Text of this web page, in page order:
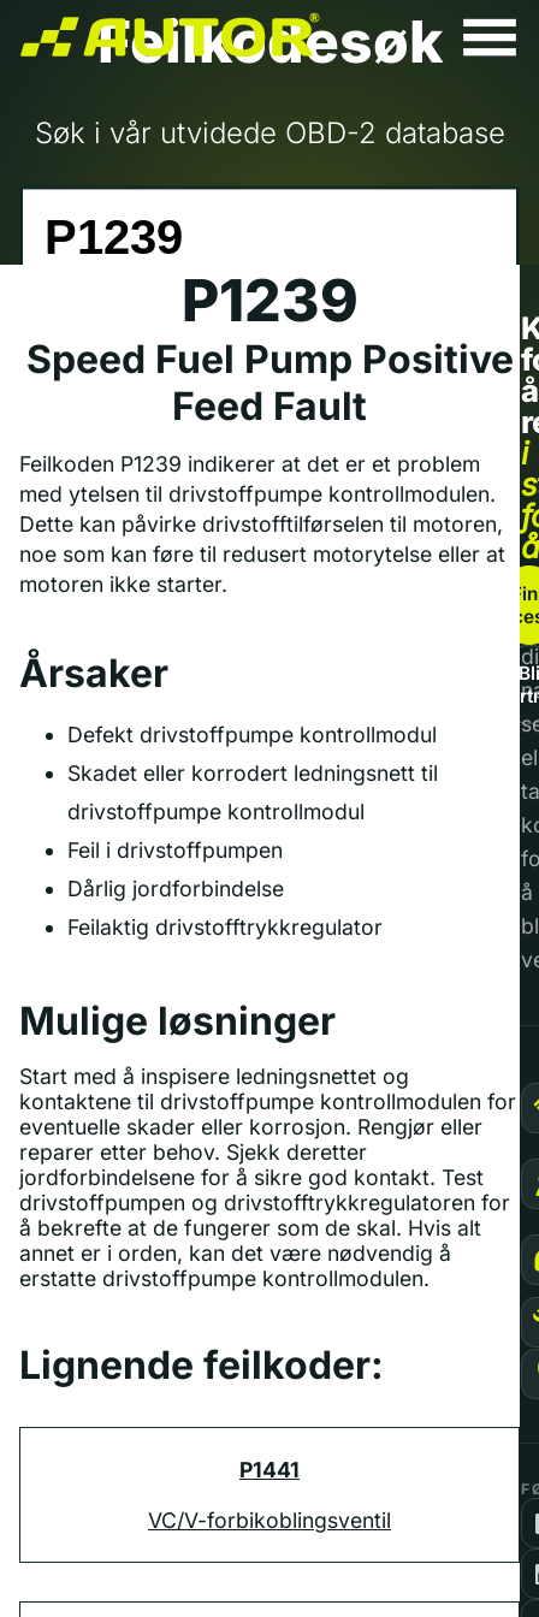
Feilkodesøk
Søk i vår utvidede OBD-2 database
P1239
Speed Fuel Pump Positive
Feed Fault
Feilkoden P1239 indikerer at det er et problem
med ytelsen til drivstoffpumpe kontrollmodulen.
Dette kan påvirke drivstofftilførselen til motoren,
noe som kan føre til redusert motorytelse eller at
motoren ikke starter.
Årsaker
Defekt drivstoffpumpe kontrollmodul
Skadet eller korrodert ledningsnett til
drivstoffpumpe kontrollmodul
Feil i drivstoffpumpen
Dårlig jordforbindelse
Feilaktig drivstofftrykkregulator
Mulige løsninger
Start med å inspisere ledningsnettet og
kontaktene til drivstoffpumpe kontrollmodulen for
eventuelle skader eller korrosjon. Rengjør eller
reparer etter behov. Sjekk deretter
jordforbindelsene for å sikre god kontakt. Test
drivstoffpumpen og drivstofftrykkregulatoren for
å bekrefte at de fungerer som de skal. Hvis alt
annet er i orden, kan det være nødvendig å
erstatte drivstoffpumpe kontrollmodulen.
Lignende feilkoder:
P1441
VC/V-forbikoblingsventil
å
i
å
ta
å
Bli